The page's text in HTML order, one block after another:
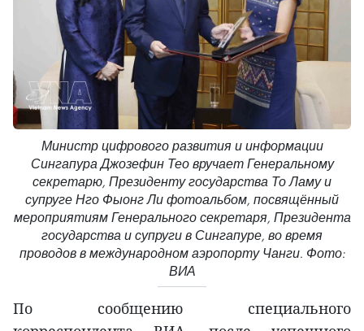
Министр цифрового развития и информации
Сингапура Джозефин Тео вручает Генеральному
секретарю, Президенту государства То Ламу и
супруге Нго Фыонг Ли фотоальбом, посвящённый
мероприятиям Генерального секретаря, Президента
государства и супруги в Сингапуре, во время
проводов в международном аэропорту Чанги. Фото:
ВИА
По сообщению специального